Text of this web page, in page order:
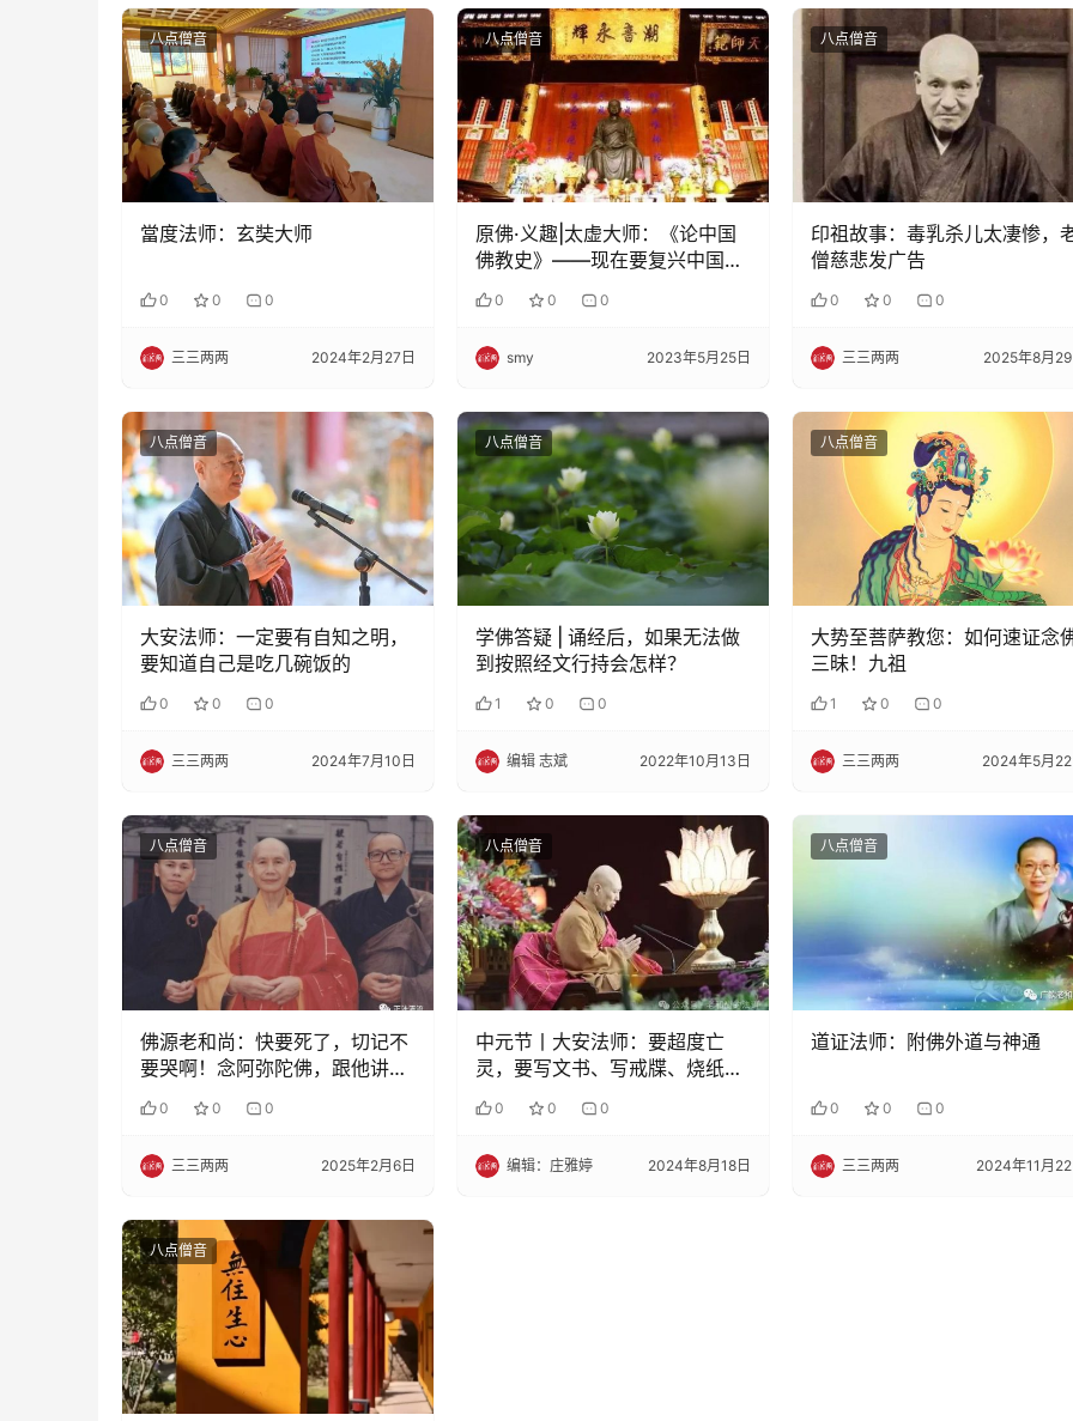
八点僧音
當度法师：玄奘大师
0 0 0
三三两两 2024年2月27日
八点僧音
原佛·义趣|太虚大师：《论中国
佛教史》——现在要复兴中国佛
教，应该继承佛本论的主动流
0 0 0
smy 2023年5月25日
八点僧音
印祖故事：毒乳杀儿太凄惨，
僧慈悲发广告
0 0 0
三三两两 2025年8月
八点僧音
大安法师：一定要有自知之明，
要知道自己是吃几碗饭的
0 0 0
三三两两 2024年7月10日
八点僧音
学佛答疑 | 诵经后，如果无法做
到按照经文行持会怎样？
1 0 0
编辑 志斌 2022年10月13日
八点僧音
大势至菩萨教您：如何速证念
三昧！九祖
1 0 0
三三两两 2024年5月
八点僧音
佛源老和尚：快要死了，切记不
要哭啊！念阿弥陀佛，跟他讲不
0 0 0
三三两两 2025年2月6日
八点僧音
中元节丨大安法师：要超度亡
灵，要写文书、写戒牒、烧纸钱
0 0 0
编辑：庄雅婷 2024年8月18日
八点僧音
道证法师：附佛外道与神通
0 0 0
三三两两 2024年11月
八点僧音